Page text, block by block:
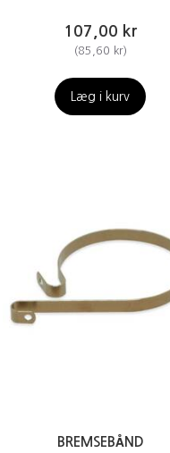
107,00 kr
(85,60 kr)
Læg i kurv
BREMSEBÅND